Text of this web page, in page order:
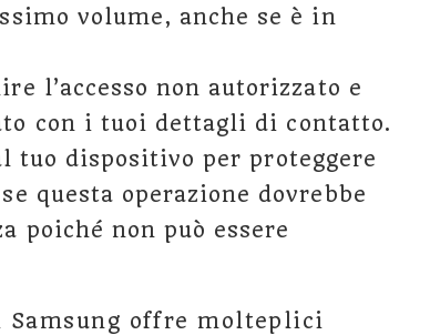
volume, anche se è in
l’accesso non autorizzato e
con i tuoi dettagli di contatto.
tuo dispositivo per proteggere
questa operazione dovrebbe
poiché non può essere
offre molteplici